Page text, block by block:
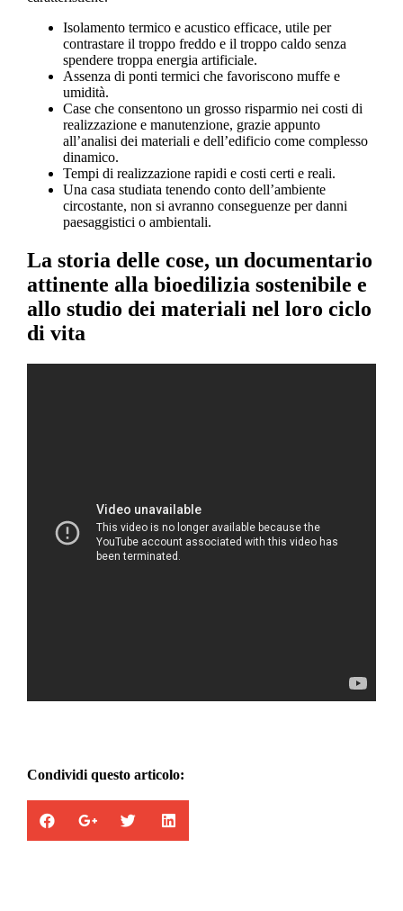
Isolamento termico e acustico efficace, utile per
contrastare il troppo freddo e il troppo caldo senza
spendere troppa energia artificiale.
Assenza di ponti termici che favoriscono muffe e
umidità.
Case che consentono un grosso risparmio nei costi di
realizzazione e manutenzione, grazie appunto
all’analisi dei materiali e dell’edificio come complesso
dinamico.
Tempi di realizzazione rapidi e costi certi e reali.
Una casa studiata tenendo conto dell’ambiente
circostante, non si avranno conseguenze per danni
paesaggistici o ambientali.
La storia delle cose, un documentario
attinente alla bioedilizia sostenibile e
allo studio dei materiali nel loro ciclo
di vita
Condividi questo articolo: